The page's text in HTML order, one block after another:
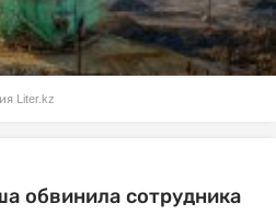
Liter.kz
обвинила сотрудника